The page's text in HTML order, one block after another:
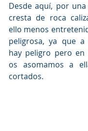
Desde aquí, por
cresta de roca
ello menos
peligrosa, ya que
hay peligro pero en
os asomamos a
cortados.